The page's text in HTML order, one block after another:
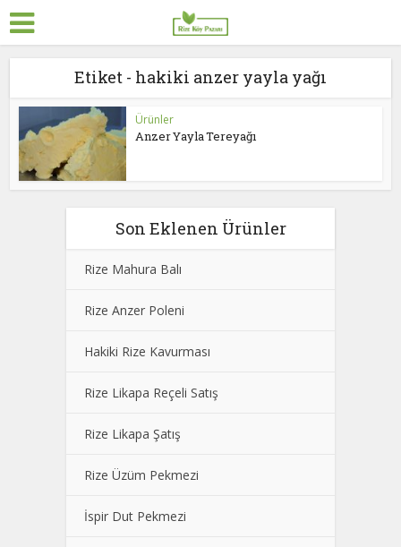
Etiket - hakiki anzer yayla yağı
Ürünler
Anzer Yayla Tereyağı
Son Eklenen Ürünler
Rize Mahura Balı
Rize Anzer Poleni
Hakiki Rize Kavurması
Rize Likapa Reçeli Satış
Rize Likapa Şatış
Rize Üzüm Pekmezi
İspir Dut Pekmezi